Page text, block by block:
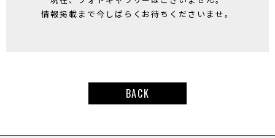
情報掲載まで今しばらく お待ちくださいませ。
BACK